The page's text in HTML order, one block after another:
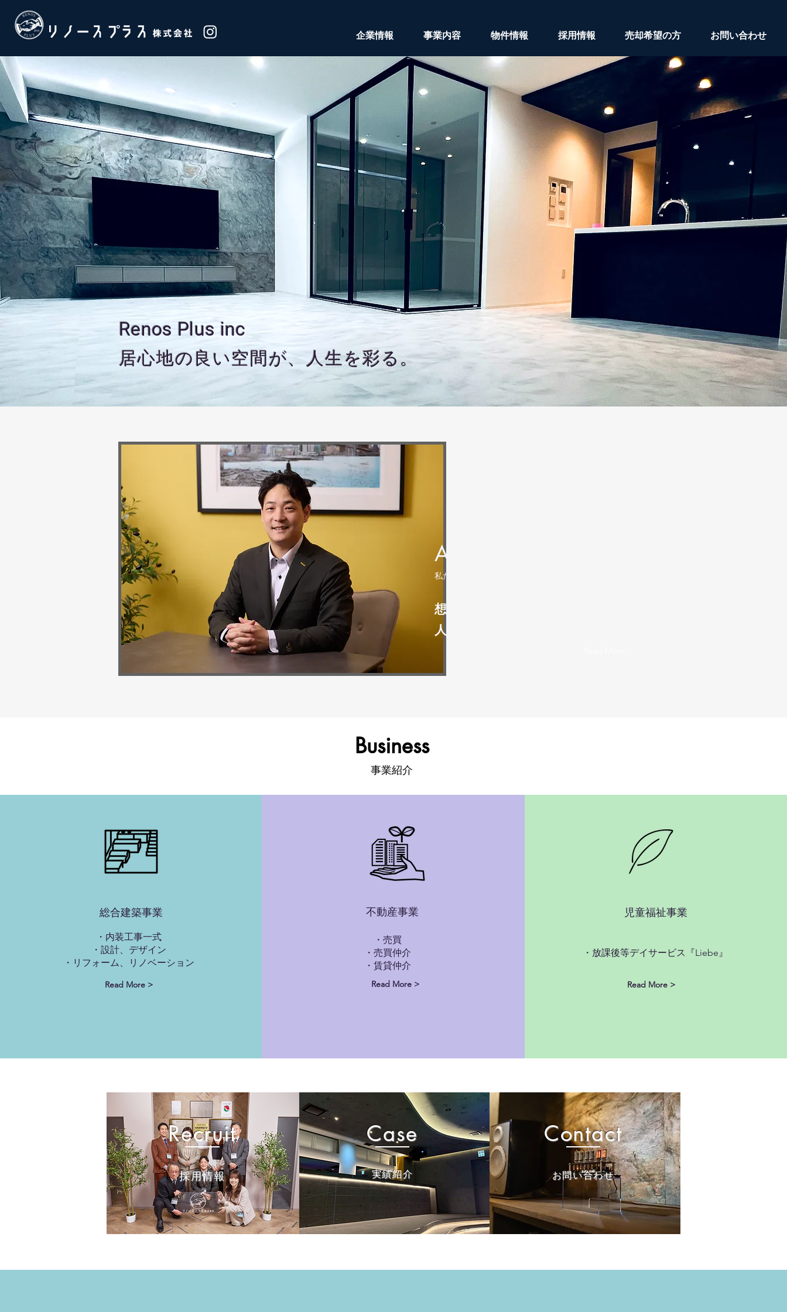
企業情報 事業内容 物件情報 採用情報 売却希望の方 お問い合わせ
Renos Plus inc
​居​心​地​の​良 ​い​空​間​が​、 ​人​生​を​彩​る​。
About Us
​私たちについて
想いをカタチづくり、
人々の暮らしに貢献する。
Business
​事業紹介
​総合建築事業
・内装工事一式
・設計、デザイン
​・リフォーム、リノベーション
Read More >
​不動産事業
・売買
・売買仲介
​・賃貸仲介
Read More >
​児童福祉事業
​・放課後等デイサービス『Liebe』
Read More >
​Recruit
​採用情報
Case
​実績紹介
Contact
​お問い合わせ